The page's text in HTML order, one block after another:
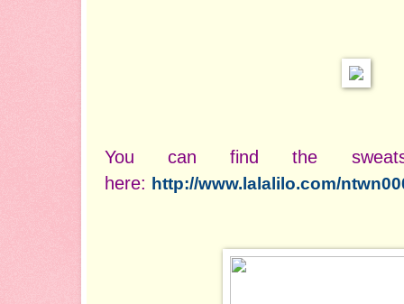
You can find the
here: http://www.lalalilo.com/